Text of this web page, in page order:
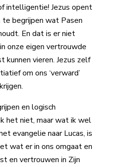
intelligentie! Jezus opent
begrijpen wat Pasen
En dat is er niet
onze eigen vertrouwde
kunnen vieren. Jezus zelf
om ons ‘verward’
en logisch
het niet, maar wat ik wel
evangelie naar Lucas, is
wat er in ons omgaat en
en vertrouwen in Zijn